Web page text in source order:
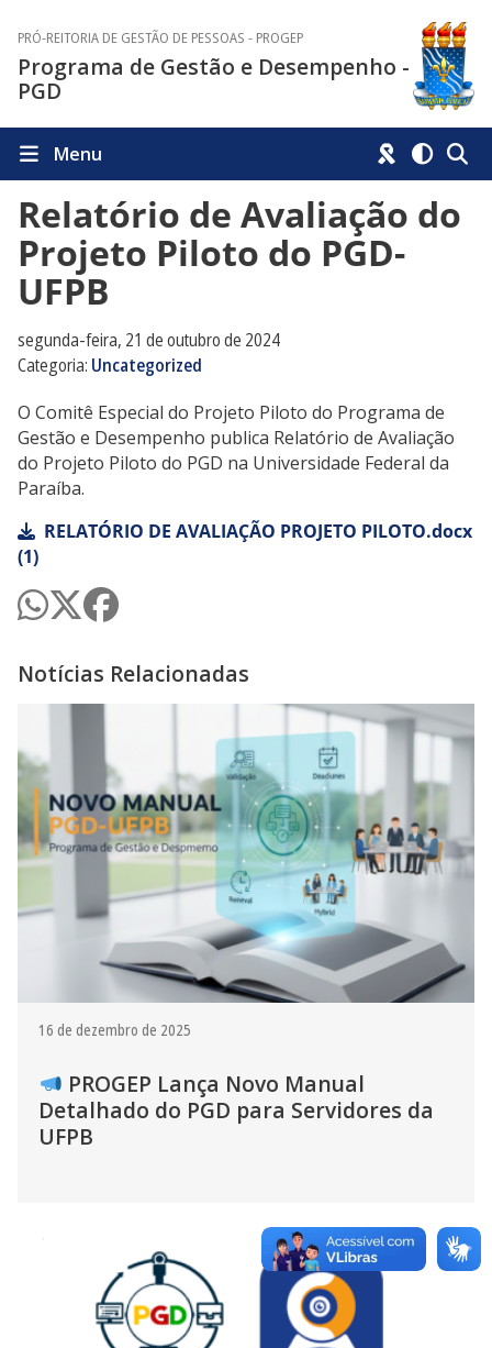
PRÓ-REITORIA DE GESTÃO DE PESSOAS - PROGEP
Programa de Gestão e Desempenho -
PGD
Menu
Relatório de Avaliação do
Projeto Piloto do PGD-
UFPB
segunda-feira, 21 de outubro de 2024
Categoria: Uncategorized
O Comitê Especial do Projeto Piloto do Programa de
Gestão e Desempenho publica Relatório de Avaliação
do Projeto Piloto do PGD na Universidade Federal da
Paraíba.
RELATÓRIO DE AVALIAÇÃO PROJETO PILOTO.docx
(1)
Notícias Relacionadas
16 de dezembro de 2025
PROGEP Lança Novo Manual
Detalhado do PGD para Servidores da
UFPB